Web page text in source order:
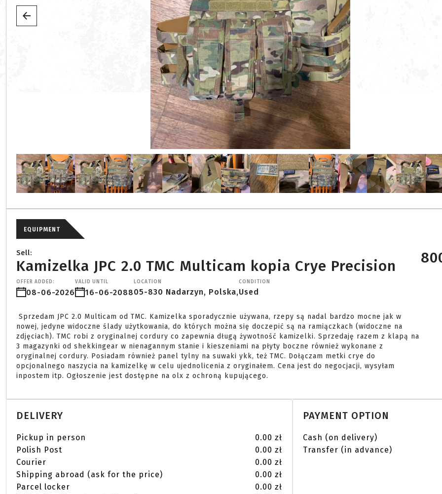
EQUIPMENT
Sell:
Kamizelka JPC 2.0 TMC Multicam kopia Crye Precision
OFFER ADDED:
08-06-2026
VALID UNTIL
16-06-2088
LOCATION
05-830 Nadarzyn, Polska,
CONDITION
Used
nowej, jedyne widoczne ślady użytkowania, do których można się doczepić są na ramiączkach (widoczne na
zdjęciach). TMC robi z oryginalnej cordury co zapewnia długą żywotność kamizelki. Sprzedaję razem z klapą na
3 magazynki od shekkingear w nienagannym stanie i kieszeniami na płyty boczne również wykonane z
oryginalnej cordury. Posiadam również panel tylny na suwaki ykk, też TMC. Dołączam metki crye do
opcjonalnego naszycia na kamizelkę w celu ujednolicenia z oryginałem. Cena jest do negocjacji, wysyłam
inpostem itp. Ogłoszenie jest dostępne na olx z ochroną kupującego.
DELIVERY
Pickup in person
0.00 zł
Polish Post
0.00 zł
Courier
0.00 zł
Shipping abroad (ask for the price)
0.00 zł
Parcel locker
0.00 zł
PAYMENT OPTION
Cash (on delivery)
Transfer (in advance)